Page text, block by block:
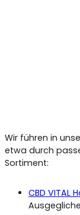
Wir führen in
etwa durch
Sortiment:
CBD VITAL